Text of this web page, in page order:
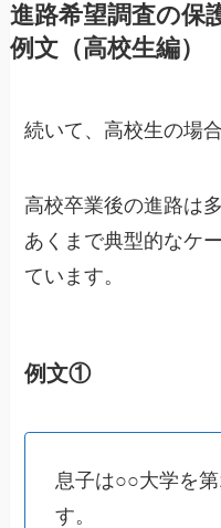
進路希望調査の保
例文（高校生編）
続いて、高校生の場
高校卒業後の進路は
あくまで典型的なケ
ています。
例文①
息子は○○大学を
す。